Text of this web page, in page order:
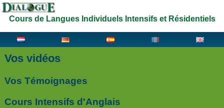
Cours de Langues Individuels Intensifs et Résidentiels
Vos vidéos
Vos Témoignages
Cours Intensifs d'Anglais